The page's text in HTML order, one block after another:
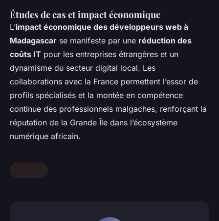
Études de cas et impact économique
L’impact économique des développeurs web à
Madagascar se manifeste par une réduction des
coûts IT pour les entreprises étrangères et un
dynamisme du secteur digital local. Les
collaborations avec la France permettent l’essor de
profils spécialisés et la montée en compétence
continue des professionnels malgaches, renforçant la
réputation de la Grande Île dans l’écosystème
numérique africain.
Internet